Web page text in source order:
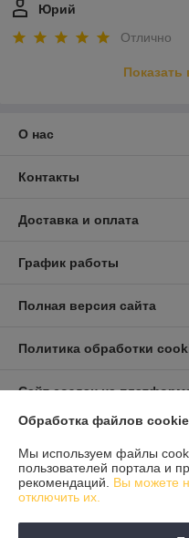
Юрий
Отлично
О нас
Контакты
Доставка и оплата
График работы
Полная версия сайта
Политика обработки
Сайт создан на
Информация для покупателя
Юридическое лицо:ЗАО
220024, г. Минск, ул.
Регистрационный номер ЕГР:
Обработка файлов cookie
Мы используем файлы
пользователей портала и
рекомендаций. Вы можете
отключить их.